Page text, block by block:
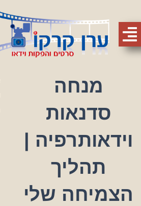
מנחה
סדנאות
וידאותרפיה |
תהליך
הצמיחה שלי